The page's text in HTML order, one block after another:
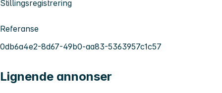
Stillingsregistrering
Referanse
0db6a4e2-8d67-49b0-aa83-5363957c1c57
Lignende annonser